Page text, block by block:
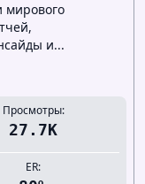
мирового
и...
Просмотры:
27.7K
ER: